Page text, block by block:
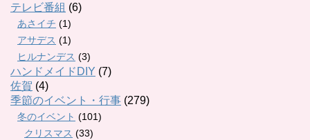
テレビ番組 (6)
あさイチ (1)
アサデス (1)
ヒルナンデス (3)
ハンドメイドDIY (7)
佐賀 (4)
季節のイベント・行事 (279)
冬のイベント (101)
クリスマス (33)